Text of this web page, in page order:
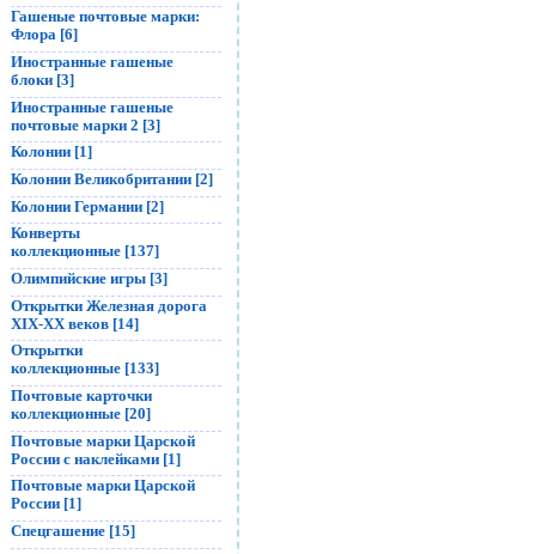
Гашеные почтовые марки:
Флора [6]
Иностранные гашеные
блоки [3]
Иностранные гашеные
почтовые марки 2 [3]
Колонии [1]
Колонии Великобритании [2]
Колонии Германии [2]
Конверты
коллекционные [137]
Олимпийские игры [3]
Открытки Железная дорога
XIX-XX веков [14]
Открытки
коллекционные [133]
Почтовые карточки
коллекционные [20]
Почтовые марки Царской
России с наклейками [1]
Почтовые марки Царской
России [1]
Спецгашение [15]